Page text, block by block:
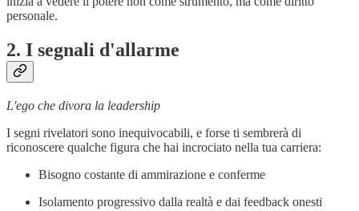
personale.
2. I segnali d'allarme
L'ego che divora la leadership
I segni rivelatori sono inequivocabili, e forse ti sembrerà di
riconoscere qualche figura che hai incrociato nella tua carriera:
Bisogno costante di ammirazione e conferme
Isolamento progressivo dalla realtà e dai feedback onesti